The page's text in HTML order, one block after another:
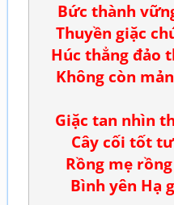
Bức thành
Thuyền giặc
Húc thẳng đảo
Không còn
Giặc tan nhìn
Cây cối tốt
Rồng mẹ
Bình yên Hạ